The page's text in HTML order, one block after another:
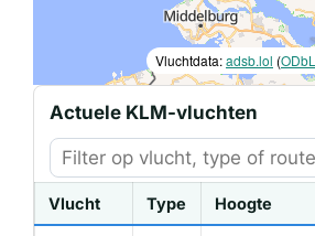
Vluchtdata:adsb.lol (ODbL
Actuele KLM-vluchten
Vlucht Type Hoogte